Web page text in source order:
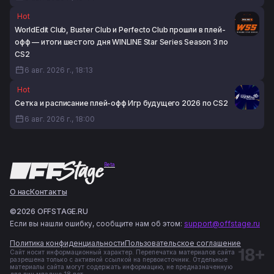
Hot
WorldEdit Club, Buster Club и Perfecto Club прошли в плей-
офф — итоги шестого дня WINLINE Star Series Season 3 по
CS2
6 авг. 2026 г., 18:13
Hot
Сетка и расписание плей-офф Игр будущего 2026 по CS2
6 авг. 2026 г., 18:00
Beta
О насКонтакты
©2026 OFFSTAGE.RU
Если вы нашли ошибку, сообщите нам об этом: support@offstage.ru
Политика конфиденциальностиПользовательское соглашение
Сайт носит информационный характер. Перепечатка материалов сайта
разрешена только с активной ссылкой на первоисточник. Отдельные
материалы сайта могут содержать информацию, не предназначенную